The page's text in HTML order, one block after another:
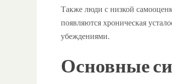
Также люди с низкой
появляются хроническая
убеждениями.
Основные